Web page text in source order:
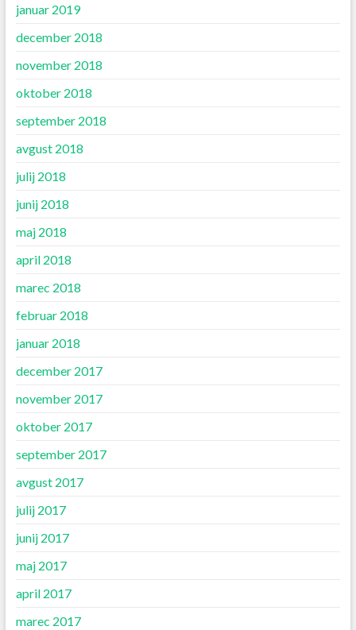
januar 2019
december 2018
november 2018
oktober 2018
september 2018
avgust 2018
julij 2018
junij 2018
maj 2018
april 2018
marec 2018
februar 2018
januar 2018
december 2017
november 2017
oktober 2017
september 2017
avgust 2017
julij 2017
junij 2017
maj 2017
april 2017
marec 2017